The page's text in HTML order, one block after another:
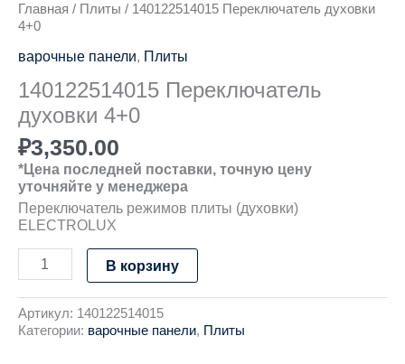
Главная / Плиты / 140122514015 Переключатель духовки
4+0
варочные панели Плиты
140122514015 Переключатель
духовки 4+0
₽3,350.00
*Цена последней поставки, точную цену
уточняйте у менеджера
Переключатель режимов плиты (духовки)
ELECTROLUX
В корзину
Артикул: 140122514015
Категории: варочные панели, Плиты